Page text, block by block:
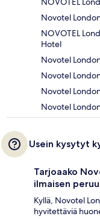
Novotel
NOVOTEL
Hotel
Novotel
Novotel
Novotel
Novotel
Usein kysytyt
Tarjoaako
ilmaisen
Kyllä, Novotel
hyvitettäviä